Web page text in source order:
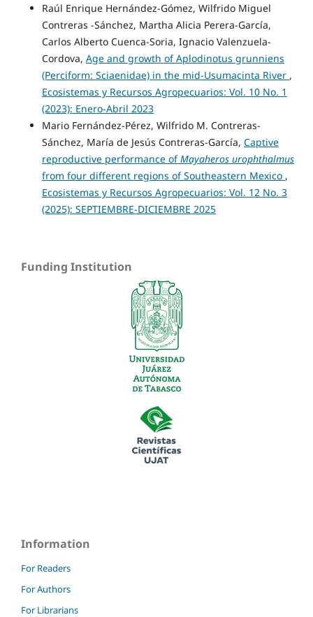
Raúl Enrique Hernández-Gómez, Wilfrido Miguel
Contreras -Sánchez, Martha Alicia Perera-García,
Carlos Alberto Cuenca-Soria, Ignacio Valenzuela-
Cordova, Age and growth of Aplodinotus grunniens
(Perciform: Sciaenidae) in the mid-Usumacinta River ,
Ecosistemas y Recursos Agropecuarios: Vol. 10 No. 1
(2023): Enero-Abril 2023
Mario Fernández-Pérez, Wilfrido M. Contreras-
Sánchez, María de Jesús Contreras-García, Captive
reproductive performance ofMayaheros urophthalmus
from four different regions of Southeastern Mexico ,
Ecosistemas y Recursos Agropecuarios: Vol. 12 No. 3
(2025): SEPTIEMBRE-DICIEMBRE 2025
Funding Institution
Information
For Readers
For Authors
For Librarians